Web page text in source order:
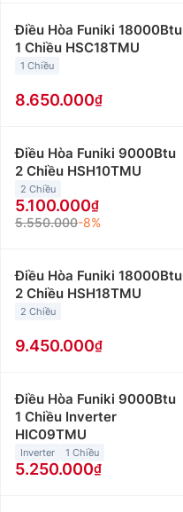
Điều Hòa Funiki 18000Btu
1 Chiều HSC18TMU
1 Chiều
8.650.000
Điều Hòa Funiki 9000Btu
2 Chiều HSH10TMU
2 Chiều
5.100.000
5.550.000-8%
Điều Hòa Funiki 18000Btu
2 Chiều HSH18TMU
2 Chiều
9.450.000
Điều Hòa Funiki 9000Btu
1 Chiều Inverter
HIC09TMU
Inverter 1 Chiều
5.250.000